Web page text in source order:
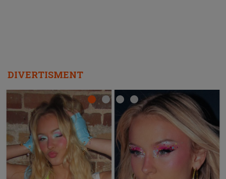
DIVERTISMENT